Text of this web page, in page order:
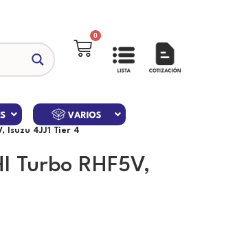
0
Isuzu 4JJ1 Tier 4
Turbo RHF5V,